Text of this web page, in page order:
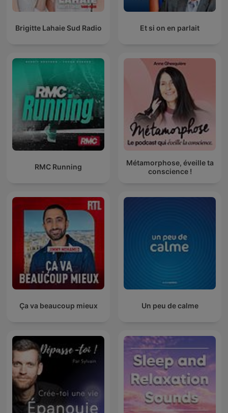
Brigitte Lahaie Sud Radio Et si on en parlait
RMC Running
Métamorphose, éveille ta
conscience !
Ça va beaucoup mieux Un peu de calme